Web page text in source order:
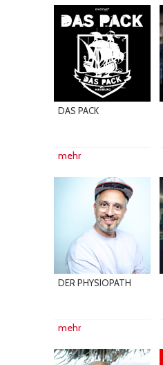
DAS PACK
mehr
DER PHYSIOPATH
mehr